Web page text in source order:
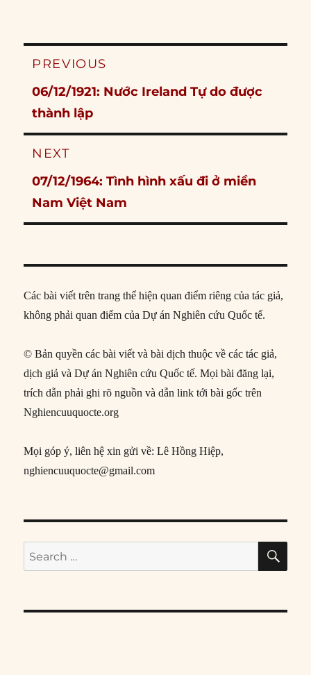
Post
PREVIOUS
Previous
post:
06/12/1921: Nước Ireland Tự do được
thành lập
NEXT
Next
post:
07/12/1964: Tình hình xấu đi ở miền
Nam Việt Nam
Các bài viết trên trang thể hiện quan điểm riêng của tác giả,
không phải quan điểm của Dự án Nghiên cứu Quốc tế.
© Bản quyền các bài viết và bài dịch thuộc về các tác giả,
dịch giả và Dự án Nghiên cứu Quốc tế. Mọi bài đăng lại,
trích dẫn phải ghi rõ nguồn và dẫn link tới bài gốc trên
Nghiencuuquocte.org
Mọi góp ý, liên hệ xin gửi về: Lê Hồng Hiệp,
nghiencuuquocte@gmail.com
Search
for: